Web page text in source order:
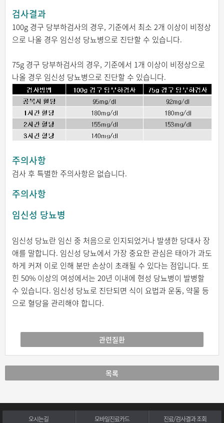
검사결과
100g 경구 당부하검사의 경우, 기준에서 최소 2개 이상이 비정상
으로 나올 경우 임신성 당뇨병으로 진단할 수 있습니다.
75g 경구 당부하검사의 경우, 기준에서 1개 이상이 비정상으로
나올 경우 임신성 당뇨병으로 진단할 수 있습니다.
주의사항
검사 후 특별한 주의사항은 없습니다.
주의사항
임신성 당뇨병
임신성 당뇨란 임신 중 처음으로 인지되었거나 발생한 당대사 장
애를 말합니다. 임신성 당뇨에서 가장 중요한 관심은 태아가 과도
하게 커져 이로 인해 분만 손상이 초래될 수 있다는 점입니다. 또
힌 50% 이상의 여성에서는 20년 이내에 현성 당뇨병이 발병할
수 있습니다. 임신성 당뇨로 진단되면 식이 요법과 운동, 약물 등
으로 혈당을 관리해야 합니다.
관련질환
목록
오시는길 모바일진료카드 진료/검사결과 조회